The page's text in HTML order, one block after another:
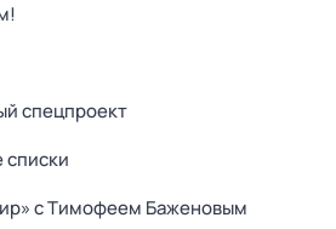
спецпроект
с Тимофеем Баженовым